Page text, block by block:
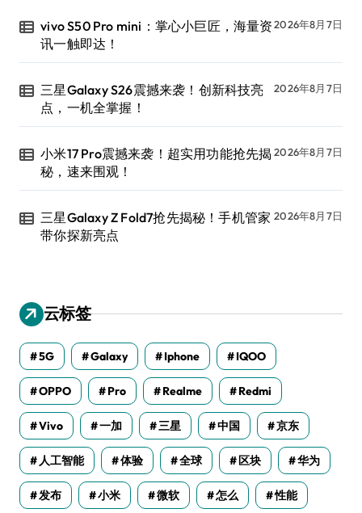
vivo S50 Pro mini：掌心小巨匠，海量资
讯一触即达！
2026年8月7日
三星Galaxy S26震撼来袭！创新科技亮
点，一机全掌握！
2026年8月7日
小米17 Pro震撼来袭！超实用功能抢先揭
秘，速来围观！
2026年8月7日
三星Galaxy Z Fold7抢先揭秘！手机管家
带你探新亮点
2026年8月7日
云标签
5G Galaxy Iphone IQOO
OPPO Pro Realme Redmi
Vivo 一加 三星 中国 京东
人工智能 体验 全球 区块 华为
发布 小米 微软 怎么 性能